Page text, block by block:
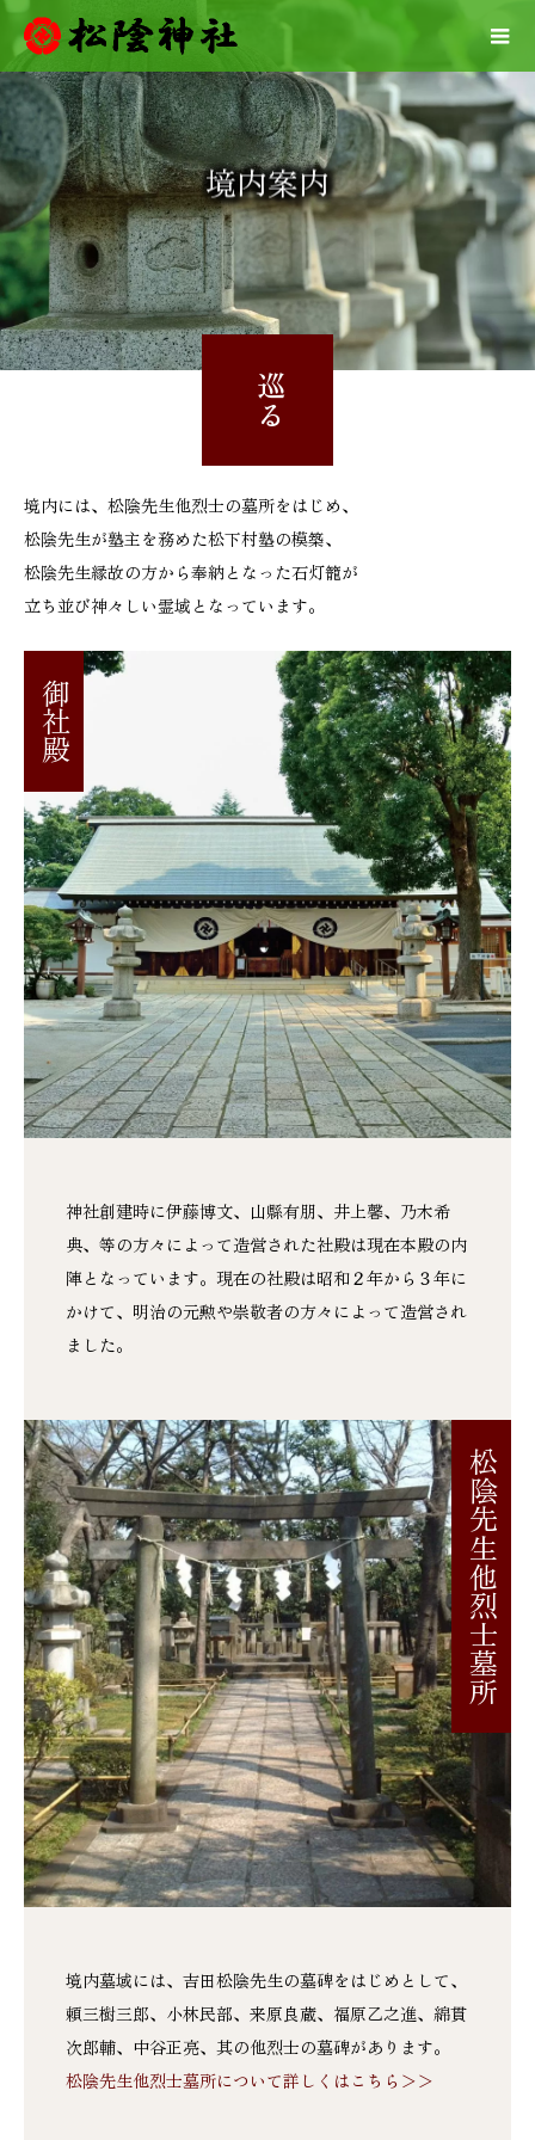
境内案内
巡る
境内には、松陰先生他烈士の墓所をはじめ、
松陰先生が塾主を務めた松下村塾の模築、
松陰先生縁故の方から奉納となった石灯籠が
立ち並び神々しい霊域となっています。
御社殿
神社創建時に伊藤博文、山縣有朋、井上馨、乃木希
典、等の方々によって造営された社殿は現在本殿の内
陣となっています。現在の社殿は昭和２年から３年に
かけて、明治の元勲や崇敬者の方々によって造営され
ました。
松陰先生他烈士墓所
境内墓域には、吉田松陰先生の墓碑をはじめとして、
頼三樹三郎、小林民部、来原良蔵、福原乙之進、綿貫
次郎輔、中谷正亮、其の他烈士の墓碑があります。
松陰先生他烈士墓所について詳しくはこちら＞＞